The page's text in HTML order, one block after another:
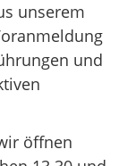
unserem
und
öffnen